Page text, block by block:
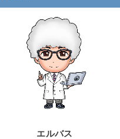
バス